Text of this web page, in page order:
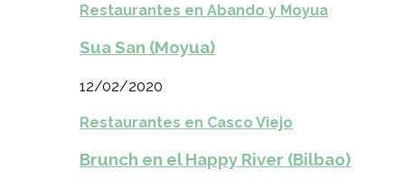
Restaurantes en Abando y Moyua
Sua San (Moyua)
12/02/2020
Restaurantes en Casco Viejo
Brunch en el Happy River (Bilbao)